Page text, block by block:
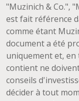
"Muzinich & Co.",
est fait référence
comme étant
document a été
uniquement et,
contient ne
conseils
décider à tout